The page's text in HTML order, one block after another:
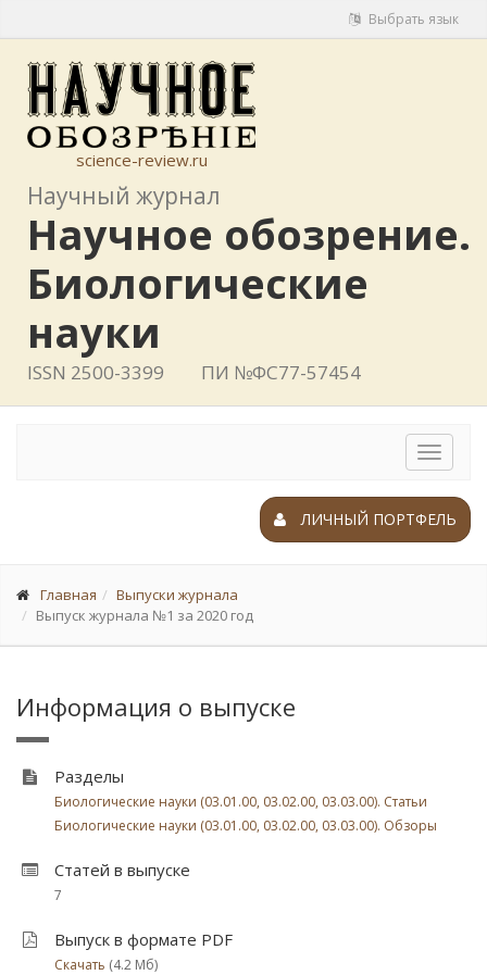
Выбрать язык
science-review.ru
Научный журнал
Научное обозрение.
Биологические
науки
ISSN 2500-3399 ПИ №ФС77-57454
Toggle
ЛИЧНЫЙ ПОРТФЕЛЬ
Главная
Выпуски журнала
Выпуск журнала №1 за 2020 год
Информация о выпуске
Разделы
Биологические науки (03.01.00, 03.02.00, 03.03.00). Статьи
Биологические науки (03.01.00, 03.02.00, 03.03.00). Обзоры
Статей в выпуске
7
Выпуск в формате PDF
Скачать (4.2 Мб)